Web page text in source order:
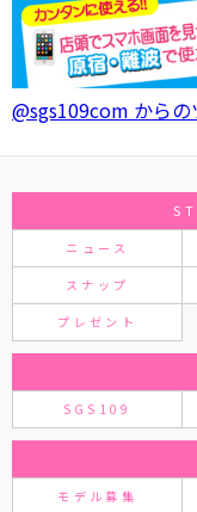
@sgs109com からの
ニュース
スナップ
プレゼント
SGS109
モデル募集